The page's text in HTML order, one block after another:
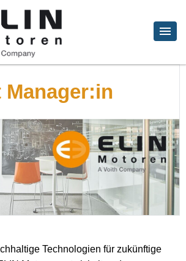
Manager:in
Technologien für zukünftige